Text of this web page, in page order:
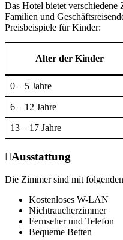
Das Hotel bietet verschiedene
Familien und
Preisbeispiele für Kinder:
Alter der Kinder
0 – 5 Jahre
6 – 12 Jahre
13 – 17 Jahre
Ausstattung
Die Zimmer sind mit
Kostenloses W-LAN
Nichtraucherzimmer
Fernseher und Telefon
Bequeme Betten